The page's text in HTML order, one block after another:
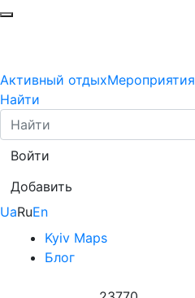
Активный отдыхМероприятия
Найти
Войти
Добавить
UaRuEn
Kyiv Maps
Блог